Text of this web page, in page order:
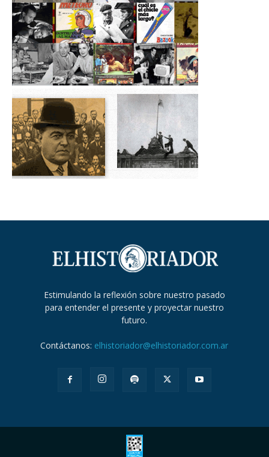
Estimulando la reflexión sobre nuestro pasado
para entender el presente y proyectar nuestro
futuro.
Contáctanos: elhistoriador@elhistoriador.com.ar